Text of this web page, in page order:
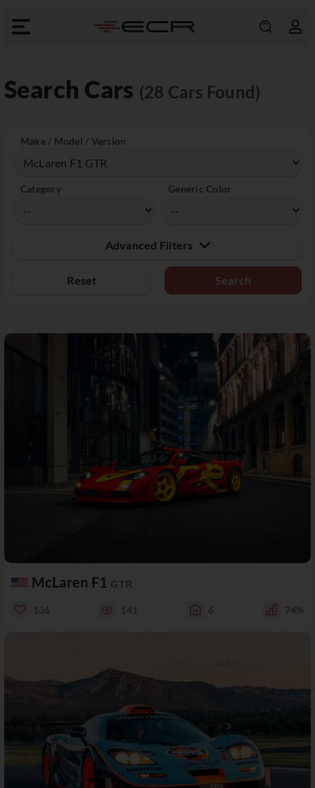
Search Cars (28 Cars Found)
Make / Model / Version
Category Generic Color
Advanced Filters
Reset
McLaren F1 GTR
136 141 6 74%